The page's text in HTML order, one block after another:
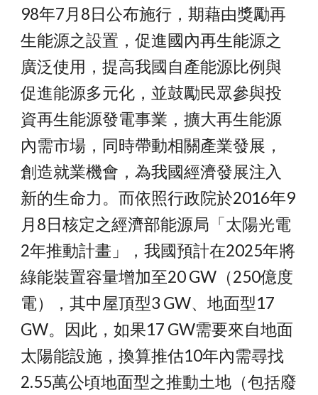
98年7月8日公布施行，期藉由獎勵再
生能源之設置，促進國內再生能源之
廣泛使用，提高我國自產能源比例與
促進能源多元化，並鼓勵民眾參與投
資再生能源發電事業，擴大再生能源
內需市場，同時帶動相關產業發展，
創造就業機會，為我國經濟發展注入
新的生命力。而依照行政院於2016年9
月8日核定之經濟部能源局「太陽光電
2年推動計畫」，我國預計在2025年將
綠能裝置容量增加至20 GW（250億度
電），其中屋頂型3 GW、地面型17
GW。因此，如果17 GW需要來自地面
太陽能設施，換算推估10年內需尋找
2.55萬公頃地面型之推動土地（包括廢